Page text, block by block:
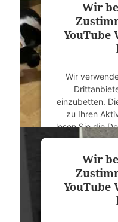
Mehr
powered by
Wir
YouTube
Wir
einzubetten.
zu Ihren
lesen Sie die
Sie der
Mehr
Wir
YouTube